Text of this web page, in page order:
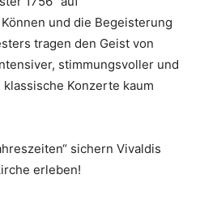
und die Begeisterung
tragen den Geist von
stimmungsvoller und
Konzerte kaum
sichern Vivaldis
erleben!